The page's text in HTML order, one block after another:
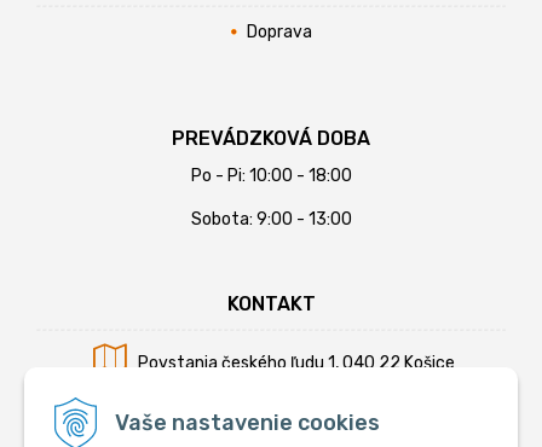
Vaše nastavenie cookies
Doprava
PREVÁDZKOVÁ DOBA
Po - Pi: 10:00 - 18:00
Sobota: 9:00 - 13:00
KONTAKT
Povstania českého ľudu 1, 040 22 Košice
Mobil:+421 902 794 355